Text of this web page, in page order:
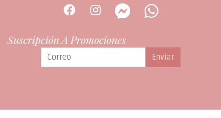
Suscripción A Promociones
Enviar